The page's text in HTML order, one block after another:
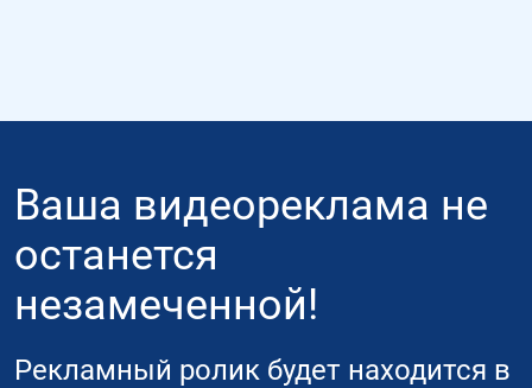
Ваша видеореклама не
останется
незамеченной!
Рекламный ролик будет находится в